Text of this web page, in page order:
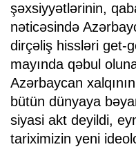
şəxsiyyətlərinin,
nəticəsində
dirçəliş hissləri get-
mayında qəbul
Azərbaycan
bütün dünyaya
siyasi akt deyildi,
tariximizin yeni